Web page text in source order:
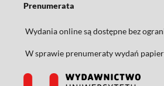
Prenumerata
Wydania online są dostępne bez
W sprawie prenumeraty wydań